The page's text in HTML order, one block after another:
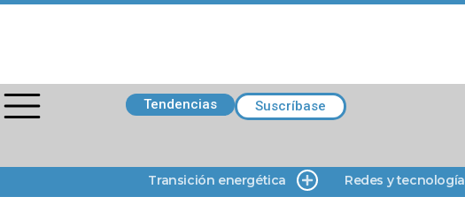
Tendencias Suscríbase
Transición energética Redes y tecnología